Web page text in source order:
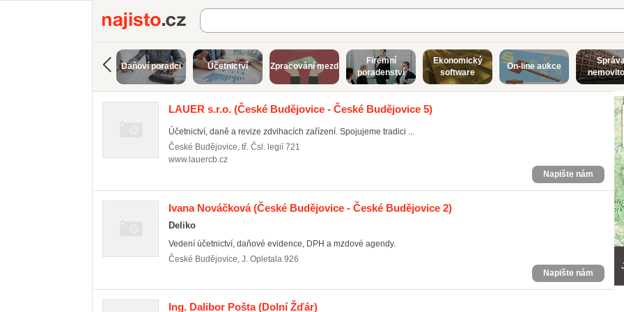
Najisto.cz
Daňoví poradci Účetnictví Zpracování mezd
Firemní
poradenství
Ekonomický
software
On-line aukce
LAUER s.r.o. (České Budějovice - České Budějovice 5)
Účetnictví, daně a revize zdvihacích zařízení. Spojujeme tradici ...
České Budějovice, tř. Čsl. legií 721
www.lauercb.cz
Napište nám
Ivana Nováčková(České Budějovice - České Budějovice 2)
Deliko
Vedení účetnictví, daňové evidence, DPH a mzdové agendy.
České Budějovice, J. Opletala 926
Napište nám
Ing. Dalibor Pošta(Dolní Žďár)